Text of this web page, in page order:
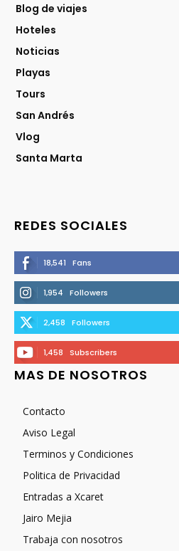
Blog de viajes
Hoteles
Noticias
Playas
Tours
San Andrés
Vlog
Santa Marta
REDES SOCIALES
18,541 Fans
1,954 Followers
2,458 Followers
1,458 Subscribers
MAS DE NOSOTROS
Contacto
Aviso Legal
Terminos y Condiciones
Politica de Privacidad
Entradas a Xcaret
Jairo Mejia
Trabaja con nosotros